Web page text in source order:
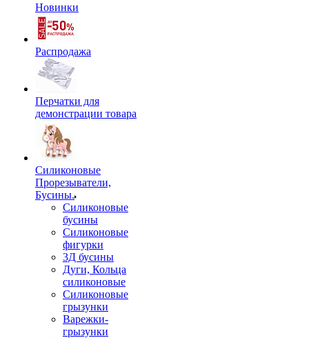
Новинки
Распродажа
Перчатки для
демонстрации товара
Силиконовые
Прорезыватели,
Бусины.
Силиконовые
бусины
Силиконовые
фигурки
3Д бусины
Дуги, Кольца
силиконовые
Силиконовые
грызунки
Варежки-
грызунки